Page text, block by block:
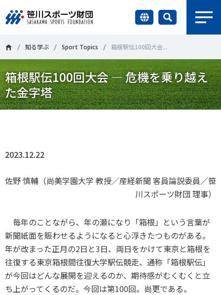
財団情報
研究員紹介
調査・研究
知る学ぶ
お問い合わせ・お申し込み
＃誰が子どものスポーツをささえるのか ＃部活動
＃アクティブなまちづくり ＃日本人の身体活動と健康寿命
＃高齢者スポーツ
スポーツライフ・データ
スポーツ白書
政策提言
子どものスポーツ
障害者スポーツ
知る学ぶ Sport Topics 箱根駅伝100回大会...
箱根駅伝100回大会 — 危機を乗り越え
た金字塔
2023.12.22
佐野 慎輔（尚美学園大学 教授／産経新聞 客員論説委員／笹
川スポーツ財団 理事）
毎年のことながら、年の瀬になり「箱根」という言葉が
新聞紙面を賑わせるようになると心浮きたつものがある。
年が改まった正月の2日と3日、両日をかけて東京と箱根を
往復する東京箱根間往復大学駅伝競走、通称「箱根駅伝」
が今回はどんな展開を迎えるのか、期待感がむくむくと立
ち上がってくるのだ。今回は第100回。尚更である。